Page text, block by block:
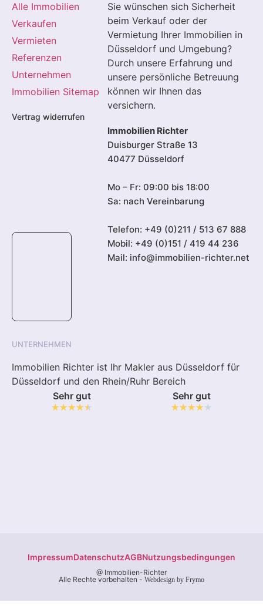
Alle Immobilien
Verkaufen
Vermieten
Referenzen
Unternehmen
Immobilien Sitemap
Vertrag widerrufen
Sie wünschen sich Sicherheit
beim Verkauf oder der
Vermietung Ihrer Immobilien in
Düsseldorf und Umgebung?
Durch unsere Erfahrung und
unsere persönliche Betreuung
können wir Ihnen das
versichern.
Immobilien Richter
Duisburger Straße 13
40477 Düsseldorf
Mo – Fr: 09:00 bis 18:00
Sa: nach Vereinbarung
Telefon: +49 (0)211 / 513 67 888
Mobil: +49 (0)151 / 419 44 236
Mail: info@immobilien-richter.net
UNTERNEHMEN
Immobilien Richter ist Ihr Makler aus Düsseldorf für
Düsseldorf und den Rhein/Ruhr Bereich
Sehr gut
★★★★★
Sehr gut
★★★★★
ImpressumDatenschutzAGBNutzungsbedingungen
@ Immobilien-Richter
Alle Rechte vorbehalten - Webdesign by Frymo